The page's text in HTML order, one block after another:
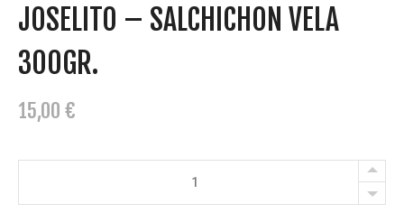
JOSELITO – SALCHICHON VELA
300GR.
15,00 €